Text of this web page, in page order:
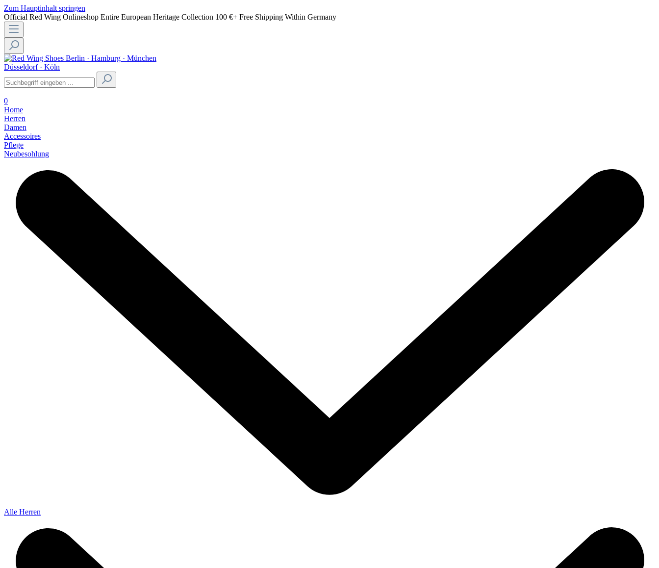
Zum Hauptinhalt springen
Official Red Wing Onlineshop Entire European Heritage Collection 100 €+ Free Shipping Within Germany
Berlin · Hamburg · München
Düsseldorf · Köln
0
Home
Herren
Damen
Accessoires
Pflege
Neubesohlung
Alle Herren